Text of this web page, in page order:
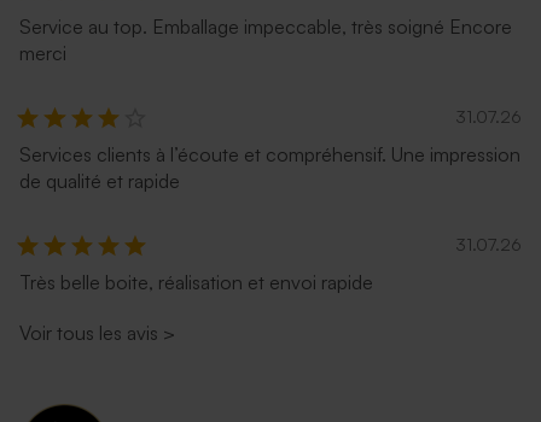
Service au top. Emballage impeccable, très soigné Encore
merci
31.07.26
Services clients à l’écoute et compréhensif. Une impression
de qualité et rapide
31.07.26
Très belle boite, réalisation et envoi rapide
Voir tous les avis >